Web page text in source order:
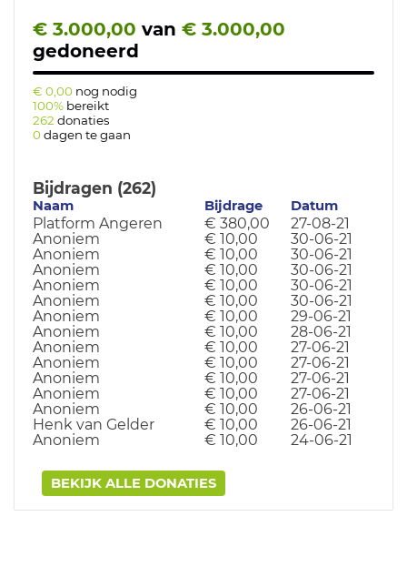
€ 3.000,00 van € 3.000,00
gedoneerd
€ 0,00 nog nodig
100% bereikt
262 donaties
0dagen te gaan
Bijdragen (262)
Naam Bijdrage Datum
Platform Angeren € 380,00
27-08-21
Anoniem
€ 10,00
30-06-21
Anoniem
€ 10,00
30-06-21
Anoniem
€ 10,00
30-06-21
Anoniem
€ 10,00
30-06-21
Anoniem
€ 10,00
30-06-21
Anoniem
€ 10,00
29-06-21
Anoniem
€ 10,00
28-06-21
Anoniem
€ 10,00
27-06-21
Anoniem
€ 10,00
27-06-21
Anoniem
€ 10,00
27-06-21
Anoniem
€ 10,00
27-06-21
Anoniem
€ 10,00
26-06-21
Henk van Gelder
€ 10,00
26-06-21
Anoniem
€ 10,00 24-06-21
BEKIJK ALLE DONATIES